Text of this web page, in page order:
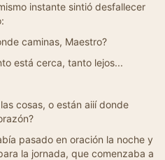
instante sintió desfallecer
caminas, Maestro?
está cerca, tanto lejos...
cosas, o están aiií donde
pasado en oración la noche y
la jornada, que comenzaba a